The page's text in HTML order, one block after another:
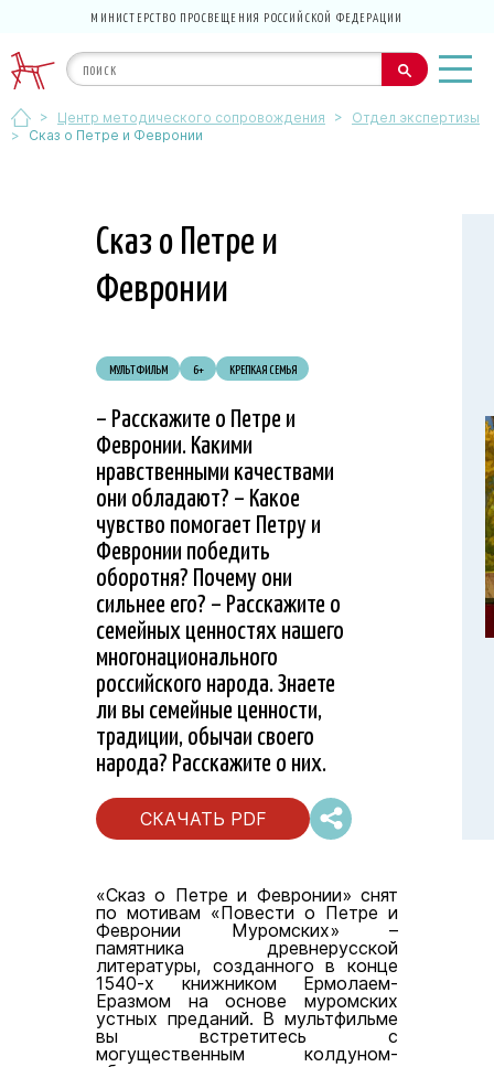
МИНИСТЕРСТВО ПРОСВЕЩЕНИЯ РОССИЙСКОЙ ФЕДЕРАЦИИ
> Центр методического сопровождения >
Отдел экспертизы
>
Сказ о Петре и Февронии
Сказ о Петре и
Февронии
МУЛЬТФИЛЬМ 6+ КРЕПКАЯ СЕМЬЯ
– Расскажите о Петре и
Февронии. Какими
нравственными качествами
они обладают? – Какое
чувство помогает Петру и
Февронии победить
оборотня? Почему они
сильнее его? – Расскажите о
семейных ценностях нашего
многонационального
российского народа. Знаете
ли вы семейные ценности,
традиции, обычаи своего
народа? Расскажите о них.
СКАЧАТЬ PDF
«Сказ о Петре и Февронии» снят
по мотивам «Повести о Петре и
Февронии Муромских» –
памятника древнерусской
литературы, созданного в конце
1540-х книжником Ермолаем-
Еразмом на основе муромских
устных преданий. В мультфильме
вы встретитесь с
могущественным колдуном-